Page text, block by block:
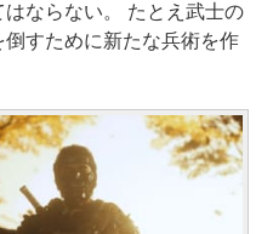
ならない。 たとえ武士の
すために新たな兵術を作